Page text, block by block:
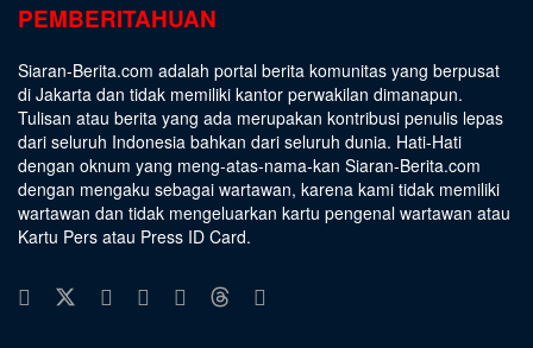
PEMBERITAHUAN
Siaran-Berita.com adalah portal berita komunitas yang berpusat
di Jakarta dan tidak memiliki kantor perwakilan dimanapun.
Tulisan atau berita yang ada merupakan kontribusi penulis lepas
dari seluruh Indonesia bahkan dari seluruh dunia. Hati-Hati
dengan oknum yang meng-atas-nama-kan Siaran-Berita.com
dengan mengaku sebagai wartawan, karena kami tidak memiliki
wartawan dan tidak mengeluarkan kartu pengenal wartawan atau
Kartu Pers atau Press ID Card.